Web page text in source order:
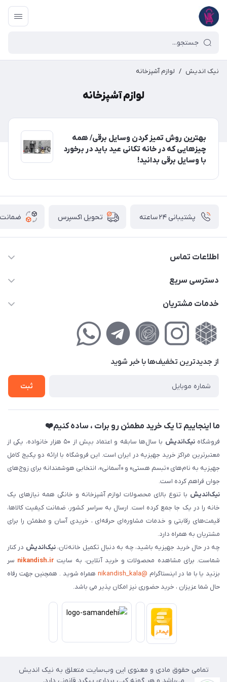
نیک اندیش / لوازم آشپزخانه
لوازم آشپزخانه
بهترین روش تمیز کردن وسایل برقی/ همه
چیزهایی که در خانه تکانی عید باید در برخورد
با وسایل برقی بدانید!
پشتیبانی ۲۴ ساعته تحویل اکسپرس ضمانت
اطلاعات تماس
02177111474
کوچه گلریز 4 غربی ، پلاک 13
دسترسی سریع
حساب کاربری
لیست محصولات
خدمات مشتریان
راهنمای‌خرید‌آنلاین
حریم خصوصی
فروش‌اقساطی
از جدید‌ترین تخفیف‌ها با‌ خبر شوید
ثبت
ما اینجاییم تا یک خرید مطمئن رو برات ، ساده کنیم❤️
فروشگاهنیک‌اندیش
با سال‌ها سابقه و اعتماد بیش از ۵۰ هزار خانواده، یکی از
معتبرترین مراکز خرید جهیزیه در ایران است. این فروشگاه با ارائه دو پکیج کامل
جهیزیه به نام‌های «تبسم هستی» و «آسمانی»، انتخابی هوشمندانه برای زوج‌های
جوان فراهم کرده است.
نیک‌اندیش با تنوع بالای محصولات لوازم آشپزخانه و خانگی همه نیازهای یک
خانه را در یک جا جمع کرده است. ارسال به سراسر کشور، ضمانت کیفیت کالاها،
قیمت‌های رقابتی و خدمات مشاوره‌ای حرفه‌ای ، خریدی آسان و مطمئن را برای
مشتریان به همراه دارد.
چه در حال خرید جهیزیه باشید، چه به دنبال تکمیل خانه‌تان،نیک‌اندیش در کنار
شماست. برای مشاهده محصولات و خرید آنلاین، به سایت nikandish.ir سر
بزنید یا با ما در اینستاگرام @nikandish_kala
همراه شوید . همچنین جهت رفاه
حال شما عزیزان ، خرید حضوری نیز امکان پذیر می باشد.
تمامی حقوق مادی و معنوی این وب‌سایت متعلق به نیک اندیش